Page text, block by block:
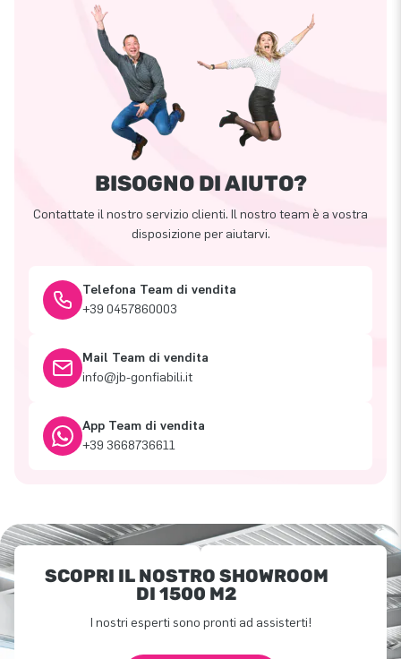
BISOGNO DI AIUTO?
Contattate il nostro servizio clienti. Il nostro team è a vostra
disposizione per aiutarvi.
Telefona Team di vendita
+39 0457860003
Mail Team di vendita
info@jb-gonfiabili.it
App Team di vendita
+39 3668736611
SCOPRI IL NOSTRO SHOWROOM
DI 1500 M2
I nostri esperti sono pronti ad assisterti!